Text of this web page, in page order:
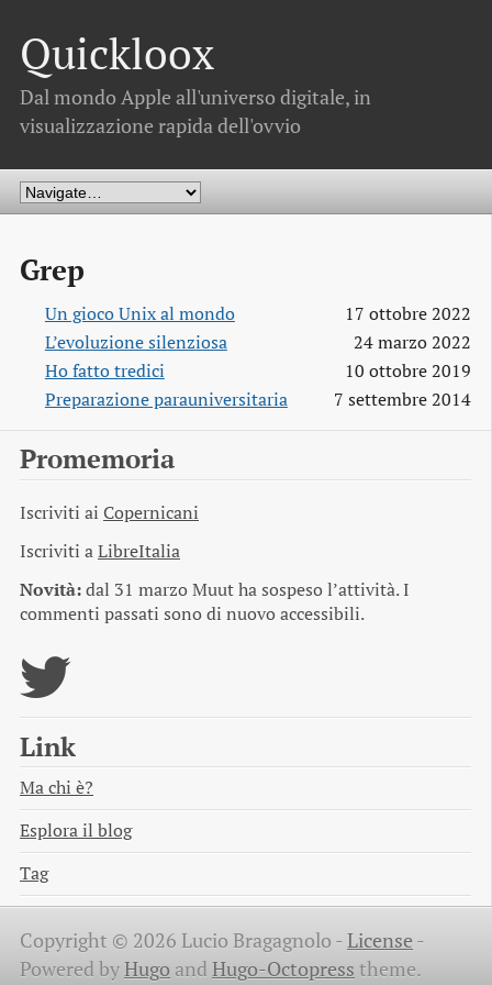
Quickloox
Dal mondo Apple all'universo digitale, in
visualizzazione rapida dell'ovvio
Grep
Un gioco Unix al mondo
17 ottobre 2022
L’evoluzione silenziosa
24 marzo 2022
Ho fatto tredici
10 ottobre 2019
Preparazione parauniversitaria
7 settembre 2014
Promemoria
Iscriviti ai Copernicani
Iscriviti aLibreItalia
Novità:dal 31 marzo Muut ha sospeso l’attività. I
commenti passati sono di nuovo accessibili.
Link
Ma chi è?
Esplora il blog
Tag
Copyright © 2026 Lucio Bragagnolo -License -
Powered byHugo and Hugo-Octopress theme.